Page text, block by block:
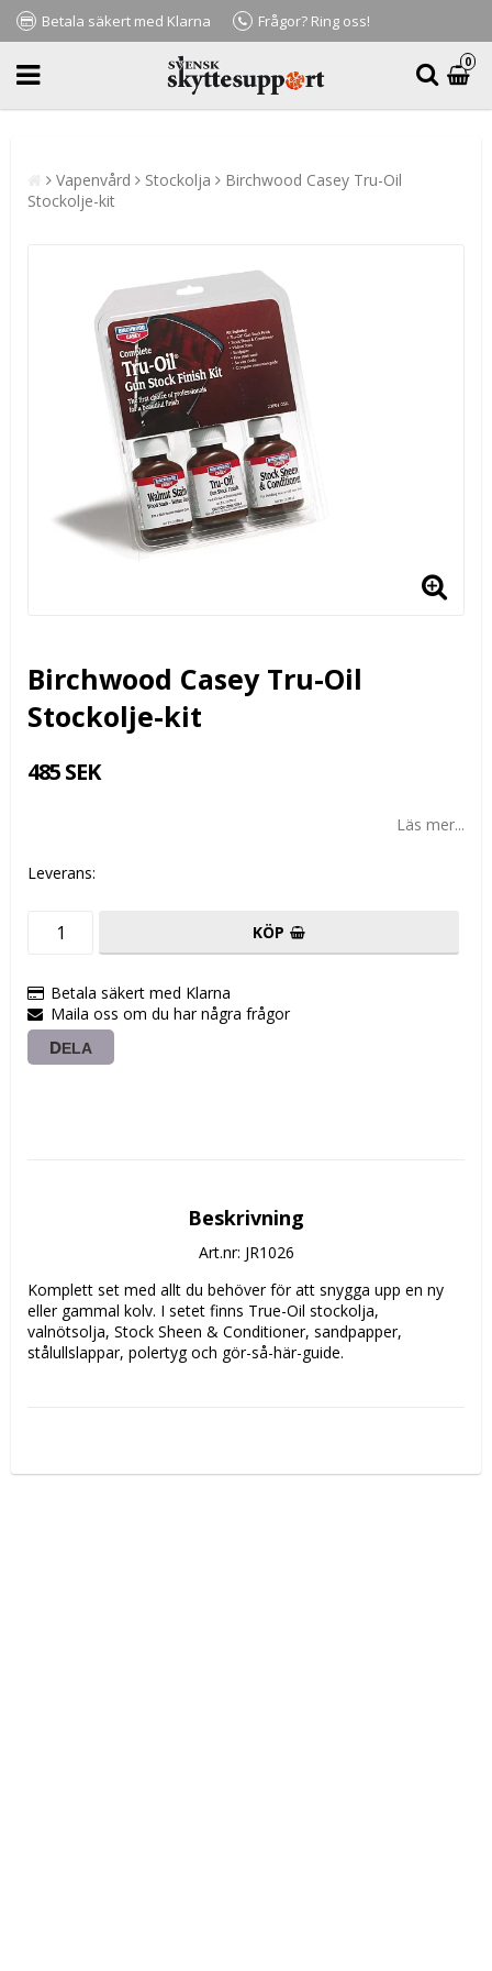
Betala säkert med Klarna Frågor? Ring oss!
0
Vapenvård Stockolja
Birchwood Casey Tru-Oil
Stockolje-kit
Birchwood Casey Tru-Oil
Stockolje-kit
485 SEK
Läs mer...
Leverans:
KÖP
Betala säkert med Klarna
Maila oss om du har några frågor
DELA
Beskrivning
Art.nr: JR1026
Komplett set med allt du behöver för att snygga upp en ny
eller gammal kolv. I setet finns True-Oil stockolja,
valnötsolja, Stock Sheen & Conditioner, sandpapper,
stålullslappar, polertyg och gör-så-här-guide.